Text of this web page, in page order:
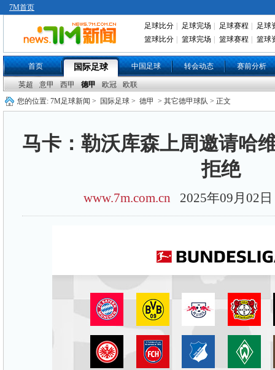
7M首页
足球比分 足球完场 足球赛程
足球
篮球比分
篮球完场 篮球赛程 篮球
首页 国际足球 中国足球 转会动态 赛前分析
英超 意甲 西甲 德甲 欧冠
欧联
您的位置: 7M足球新闻 > 国际足球 > 德甲 > 其它德甲球队 > 正文
马卡：勒沃库森上周邀请哈
拒绝
www.7m.com.cn 2025年09月02